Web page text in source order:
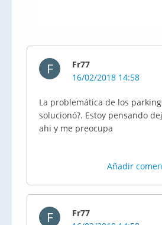
F
Fr77
16/02/2018 14:58
La problemática de los
solucionó?. Estoy pensando
ahi y me preocupa
Añadir
F
Fr77